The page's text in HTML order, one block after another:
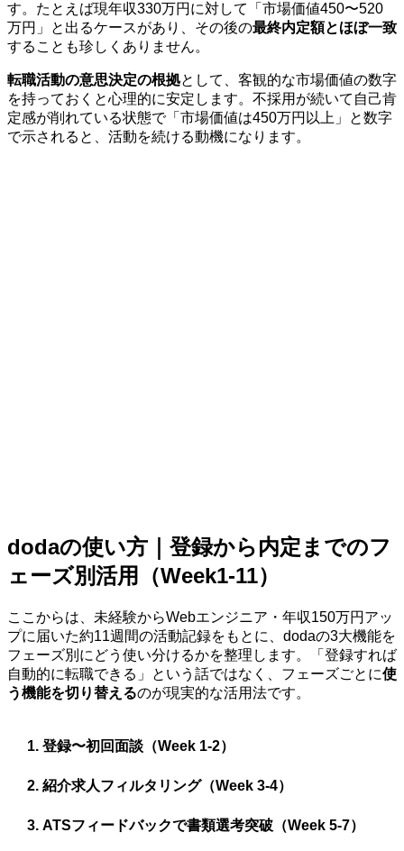
す。たとえば現年収330万円に対して「市場価値450〜520
万円」と出るケースがあり、その後の最終内定額とほぼ一致
することも珍しくありません。
転職活動の意思決定の根拠として、客観的な市場価値の数字
を持っておくと心理的に安定します。不採用が続いて自己肯
定感が削れている状態で「市場価値は450万円以上」と数字
で示されると、活動を続ける動機になります。
dodaの使い方｜登録から内定までのフ
ェーズ別活用（Week1-11）
ここからは、未経験からWebエンジニア・年収150万円アッ
プに届いた約11週間の活動記録をもとに、dodaの3大機能を
フェーズ別にどう使い分けるかを整理します。「登録すれば
自動的に転職できる」という話ではなく、フェーズごとに使
う機能を切り替えるのが現実的な活用法です。
登録〜初回面談（Week 1-2）
紹介求人フィルタリング（Week 3-4）
ATSフィードバックで書類選考突破（Week 5-7）